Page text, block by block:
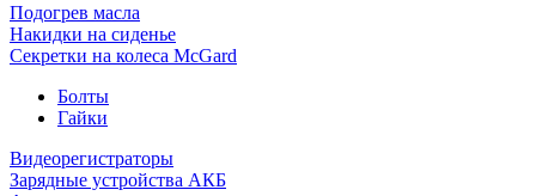
Подогрев масла
Накидки на сиденье
Секретки на колеса McGard
Болты
Гайки
Видеорегистраторы
Зарядные устройства АКБ